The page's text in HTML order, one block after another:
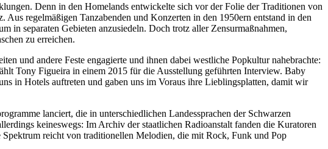
Denn in den Homelands entwickelte sich vor der Folie der Traditionen von
regelmäßigen Tanzabenden und Konzerten in den 1950ern entstand in den
in separaten Gebieten anzusiedeln. Doch trotz aller Zensurmaßnahmen,
zu erreichen.
und andere Feste engagierte und ihnen dabei westliche Popkultur nahebrachte:
Tony Figueira in einem 2015 für die Ausstellung geführten Interview. Baby
in Hotels auftreten und gaben uns im Voraus ihre Lieblingsplatten, damit wir
lanciert, die in unterschiedlichen Landessprachen der Schwarzen
keineswegs: Im Archiv der staatlichen Radioanstalt fanden die Kuratoren
reicht von traditionellen Melodien, die mit Rock, Funk und Pop